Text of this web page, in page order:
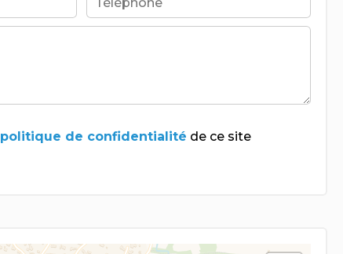
politique de confidentialité de ce site